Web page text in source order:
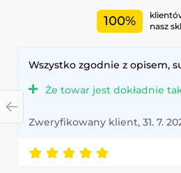
100%
nasz
Wszystko zgodnie z opisem,
Że towar jest dokładnie
Zweryfikowany klient, 31. 7.